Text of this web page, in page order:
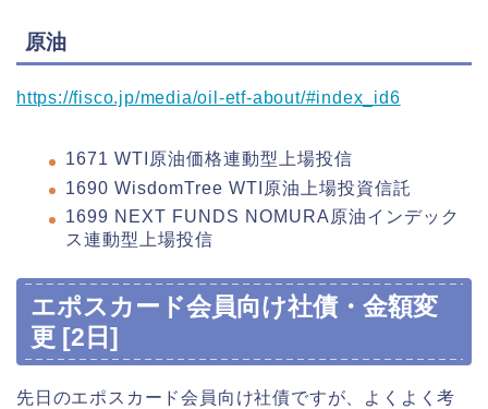
原油
https://fisco.jp/media/oil-etf-about/#index_id6
1671 WTI原油価格連動型上場投信
1690 WisdomTree WTI原油上場投資信託
1699 NEXT FUNDS NOMURA原油インデック
ス連動型上場投信
エポスカード会員向け社債・金額変
更 [2日]
先日のエポスカード会員向け社債ですが、よくよく考